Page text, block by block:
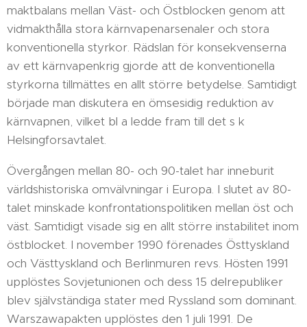
maktbalans mellan Väst- och Östblocken genom att
vidmakthålla stora kärnvapenarsenaler och stora
konventionella styrkor. Rädslan för konsekvenserna
av ett kärnvapenkrig gjorde att de konventionella
styrkorna tillmättes en allt större betydelse. Samtidigt
började man diskutera en ömsesidig reduktion av
kärnvapnen, vilket bl a ledde fram till det s k
Helsingforsavtalet.
Övergången mellan 80- och 90-talet har inneburit
världshistoriska omvälvningar i Europa. I slutet av 80-
talet minskade konfrontationspolitiken mellan öst och
väst. Samtidigt visade sig en allt större instabilitet inom
östblocket. I november 1990 förenades Östtyskland
och Västtyskland och Berlinmuren revs. Hösten 1991
upplöstes Sovjetunionen och dess 15 delrepubliker
blev självständiga stater med Ryssland som dominant.
Warszawapakten upplöstes den 1 juli 1991. De